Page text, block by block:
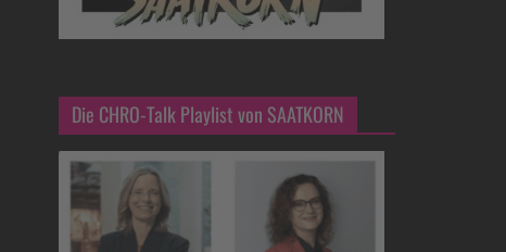
Die CHRO-Talk Playlist von SAATKORN